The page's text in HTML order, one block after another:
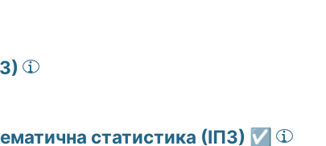
статистика (ІПЗ) ☑️